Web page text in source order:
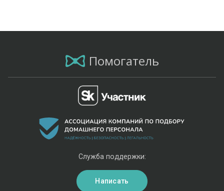
Помогатель
Служба поддержки:
Написать